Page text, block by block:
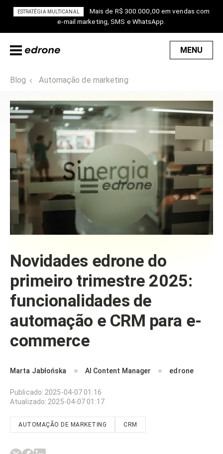
ESTRATÉGIA MULTICANAL
Mais de R$ 300.000,00 em vendas com
e-mail marketing, SMS e WhatsApp.
MENU
Blog Automação de marketing
Novidades edrone do
primeiro trimestre 2025:
funcionalidades de
automação e CRM para e-
commerce
Marta Jabłońska AI Content Manager edrone
Publicado: 2025-04-07 01:16
Atualizado: 2025-04-07 01:17
AUTOMAÇÃO DE MARKETING CRM